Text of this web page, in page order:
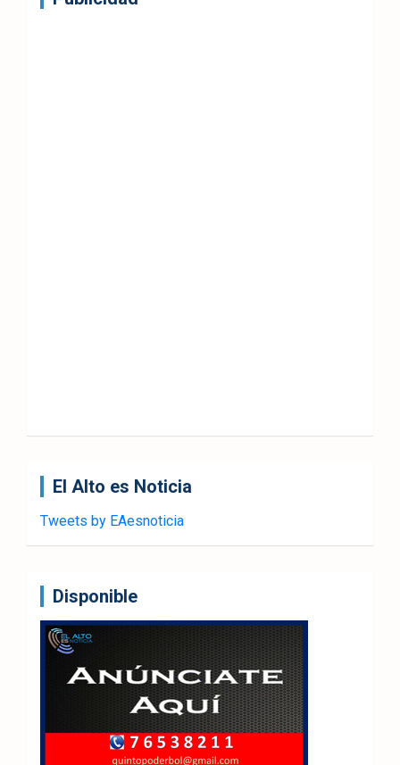
El Alto es Noticia
Tweets by EAesnoticia
Disponible